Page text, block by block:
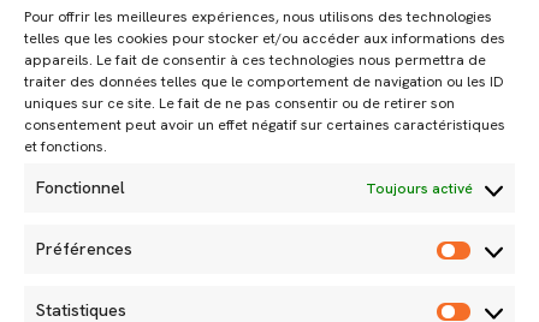
Pour offrir les meilleures expériences, nous utilisons des technologies
telles que les cookies pour stocker et/ou accéder aux informations des
appareils. Le fait de consentir à ces technologies nous permettra de
traiter des données telles que le comportement de navigation ou les ID
uniques sur ce site. Le fait de ne pas consentir ou de retirer son
consentement peut avoir un effet négatif sur certaines caractéristiques
et fonctions.
Fonctionnel Toujours activé
Préférences
Statistiques
Contact
Candidature
Mentions légales
Politique de cookies